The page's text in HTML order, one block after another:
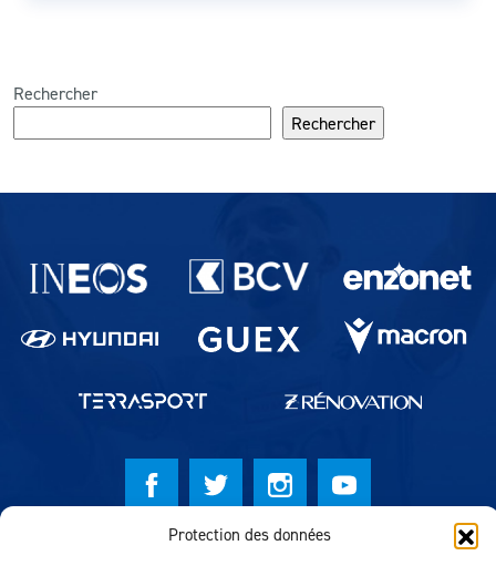
Protection des données
Rechercher
Rechercher
Partenaires du lausanne-Sport